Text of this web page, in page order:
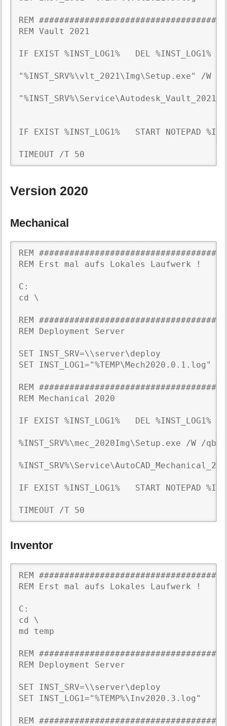
REM
REM Vault 2021
IF EXIST %INST_LOG1%   DEL %INST_LOG1%
"%INST_SRV%\vlt_2021\Img\Setup.exe" /
IF EXIST %INST_LOG1%   START NOTEPAD
TIMEOUT /T 50
Version 2020
Mechanical
REM
REM Erst mal aufs Lokales Laufwerk !
C:
cd \
REM
REM Deployment Server
SET INST_SRV=\\server\deploy
SET INST_LOG1="%TEMP\Mech2020.0.1.log"
REM
REM Mechanical 2020
IF EXIST %INST_LOG1%   DEL %INST_LOG1%
%INST_SRV%\mec_2020Img\Setup.exe /W /
IF EXIST %INST_LOG1%   START NOTEPAD
TIMEOUT /T 50
Inventor
REM
REM Erst mal aufs Lokales Laufwerk !
C:
cd \
md temp
REM
REM Deployment Server
SET INST_SRV=\\server\deploy
SET INST_LOG1="%TEMP%\Inv2020.3.log"
REM